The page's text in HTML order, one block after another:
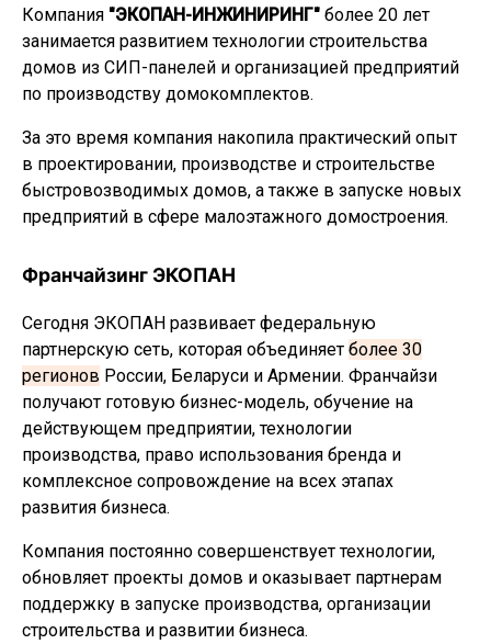
Компания "ЭКОПАН-ИНЖИНИРИНГ" более 20 лет
занимается развитием технологии строительства
домов из СИП-панелей и организацией предприятий
по производству домокомплектов.
За это время компания накопила практический опыт
в проектировании, производстве и строительстве
быстровозводимых домов, а также в запуске новых
предприятий в сфере малоэтажного домостроения.
Франчайзинг ЭКОПАН
Сегодня ЭКОПАН развивает федеральную
партнерскую сеть, которая объединяет более 30
регионов России, Беларуси и Армении. Франчайзи
получают готовую бизнес-модель, обучение на
действующем предприятии, технологии
производства, право использования бренда и
комплексное сопровождение на всех этапах
развития бизнеса.
Компания постоянно совершенствует технологии,
обновляет проекты домов и оказывает партнерам
поддержку в запуске производства, организации
строительства и развитии бизнеса.